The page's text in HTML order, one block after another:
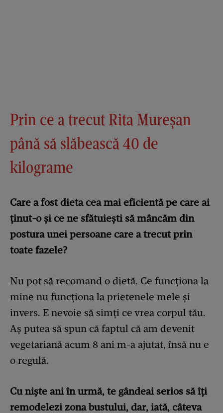
Prin ce a trecut Rita Mureșan
până să slăbească 40 de
kilograme
Care a fost dieta cea mai eficientă pe care ai
ținut-o și ce ne sfătuiești să mâncăm din
postura unei persoane care a trecut prin
toate fazele?
Nu pot să recomand o dietă. Ce funcționa la
mine nu funcționa la prietenele mele și
invers. E nevoie să simți ce vrea corpul tău.
Aș putea să spun că faptul că am devenit
vegetariană acum 8 ani m-a ajutat, însă nu e
o regulă.
Cu niște ani în urmă, te gândeai serios să îți
remodelezi zona bustului, dar, iată, câteva